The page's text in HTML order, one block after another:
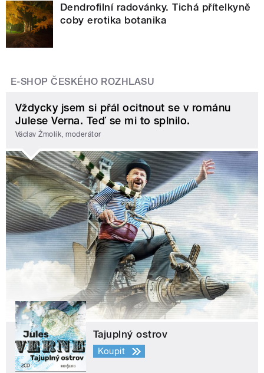
Dendrofilní radovánky. Tichá přítelkyně
coby erotika botanika
E-SHOP ČESKÉHO ROZHLASU
Vždycky jsem si přál ocitnout se v románu
Julese Verna. Teď se mi to splnilo.
Václav Žmolík, moderátor
Tajuplný ostrov
Koupit